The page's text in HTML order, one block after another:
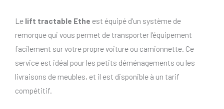
Le lift tractable Ethe est équipé d’un système de
remorque qui vous permet de transporter l’équipement
facilement sur votre propre voiture ou camionnette. Ce
service est idéal pour les petits déménagements ou les
livraisons de meubles, et il est disponible à un tarif
compétitif.